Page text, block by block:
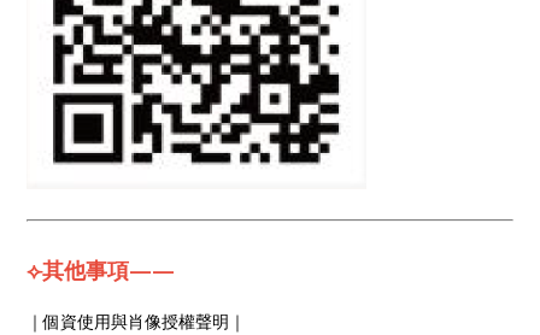
⟣其他事項——
｜個資使用與肖像授權聲明｜